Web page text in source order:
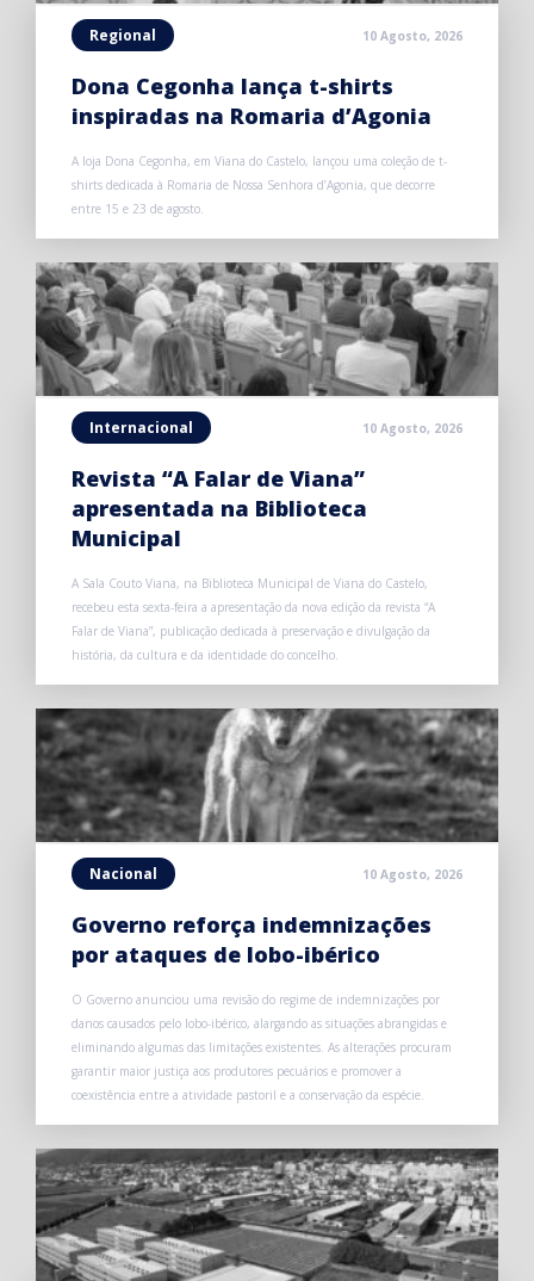
Regional 10 Agosto, 2026
Dona Cegonha lança t-shirts
inspiradas na Romaria d’Agonia
A loja Dona Cegonha, em Viana do Castelo, lançou uma coleção de t-
shirts dedicada à Romaria de Nossa Senhora d’Agonia, que decorre
entre 15 e 23 de agosto.
Internacional 10 Agosto, 2026
Revista “A Falar de Viana”
apresentada na Biblioteca
Municipal
A Sala Couto Viana, na Biblioteca Municipal de Viana do Castelo,
recebeu esta sexta-feira a apresentação da nova edição da revista “A
Falar de Viana”, publicação dedicada à preservação e divulgação da
história, da cultura e da identidade do concelho.
Nacional 10 Agosto, 2026
Governo reforça indemnizações
por ataques de lobo-ibérico
O Governo anunciou uma revisão do regime de indemnizações por
danos causados pelo lobo-ibérico, alargando as situações abrangidas e
eliminando algumas das limitações existentes. As alterações procuram
garantir maior justiça aos produtores pecuários e promover a
coexistência entre a atividade pastoril e a conservação da espécie.